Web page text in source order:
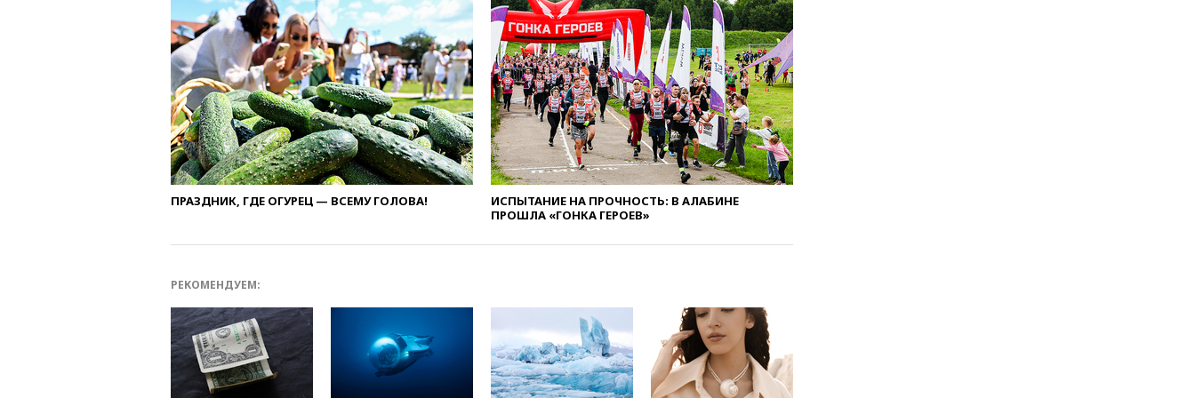
катера и лодки под Самарой
погибли два человека
10:27 Движение по трассе
«Новороссия» восстановлено
09:55Силы ПВО перехватили
за утро 85 БПЛА над
территорией РФ
09:25Ильский НПЗ на Кубани
загорелся после падения
обломков дрона
08:57Собянин сообщил о
подлете к Москве
регионами
08:16
Лукашенко призвал
белорусов покупать избы в
селах
07:30
Нигерия стала
ПРАЗДНИК, ГДЕ ОГУРЕЦ — ВСЕМУ ГОЛОВА!
ИСПЫТАНИЕ НА ПРОЧНОСТЬ: В АЛАБИНЕ
ПРОШЛА «ГОНКА ГЕРОЕВ»
РЕКОМЕНДУЕМ: